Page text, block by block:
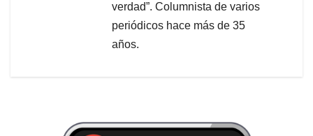
verdad”. Columnista de varios
periódicos hace más de 35
años.